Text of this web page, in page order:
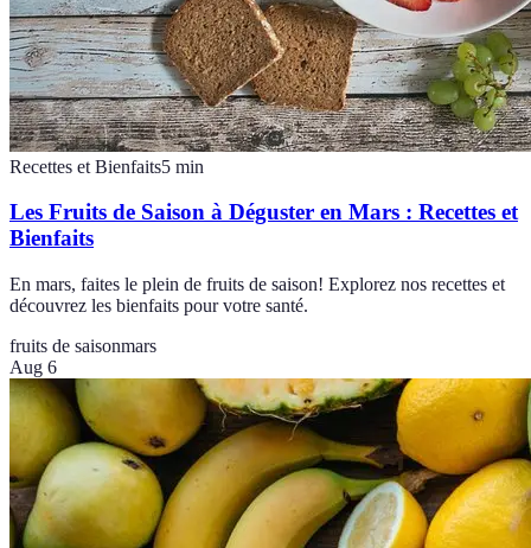
Recettes et Bienfaits5 min
Les Fruits de Saison à Déguster en Mars : Recettes et
Bienfaits
En mars, faites le plein de fruits de saison! Explorez nos recettes et
découvrez les bienfaits pour votre santé.
fruits de saisonmars
Aug 6